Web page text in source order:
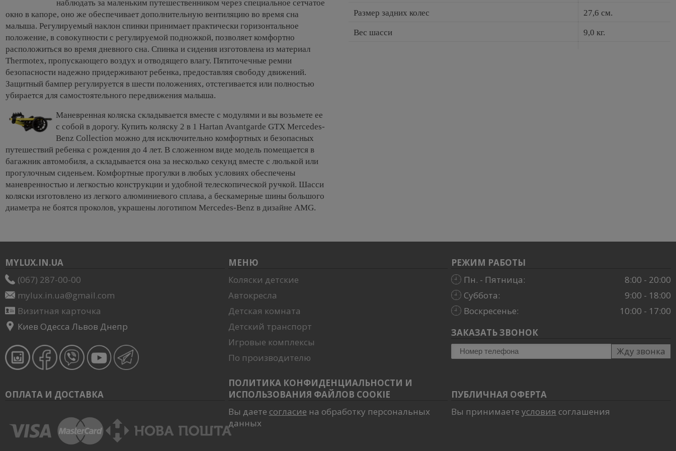
наблюдать за маленьким путешественником через специальное сетчатое
окно в капоре, оно же обеспечивает дополнительную вентиляцию во время сна
малыша. Регулируемый наклон спинки принимает практически горизонтальное
положение, в совокупности с регулируемой подножкой, позволяет комфортно
расположиться во время дневного сна. Спинка и сидения изготовлена из материал
Thermotex, пропускающего воздух и отводящего влагу. Пятиточечные ремни
безопасности надежно придерживают ребенка, предоставляя свободу движений.
Защитный бампер регулируется в шести положениях, отстегивается или полностью
убирается для самостоятельного передвижения малыша.
Маневренная коляска складывается вместе с модулями и вы возьмете ее
с собой в дорогу. Купить коляску 2 в 1 Hartan Avantgarde GTX Mercedes-
Benz Collection можно для исключительно комфортных и безопасных
путешествий ребенка с рождения до 4 лет. В сложенном виде модель помещается в
багажник автомобиля, а складывается она за несколько секунд вместе с люлькой или
прогулочным сиденьем. Комфортные прогулки в любых условиях обеспечены
маневренностью и легкостью конструкции и удобной телескопической ручкой. Шасси
коляски изготовлено из легкого алюминиевого сплава, а бескамерные шины большого
диаметра не боятся проколов, украшены логотипом Mercedes-Benz в дизайне AMG.
Размер задних колес 27,6 см.
Вес шасси 9,0 кг.
MYLUX.IN.UA
(067) 287-00-00
mylux.in.ua@gmail.com
Визитная карточка
Киев Одесса Львов Днепр
МЕНЮ
Коляски детские
Автокресла
Детская комната
Детский транспорт
Игровые комплексы
По производителю
РЕЖИМ РАБОТЫ
Пн. - Пятница:
8:00 - 20:00
Суббота:
9:00 - 18:00
Воскресенье:
10:00 - 17:00
ЗАКАЗАТЬ ЗВОНОК
Жду звонка
ОПЛАТА И ДОСТАВКА
ПОЛИТИКА КОНФИДЕНЦИАЛЬНОСТИ И
ИСПОЛЬЗОВАНИЯ ФАЙЛОВ COOKIE
Вы даете согласие на обработку персональных
данных
ПУБЛИЧНАЯ ОФЕРТА
Вы принимаетеусловия соглашения